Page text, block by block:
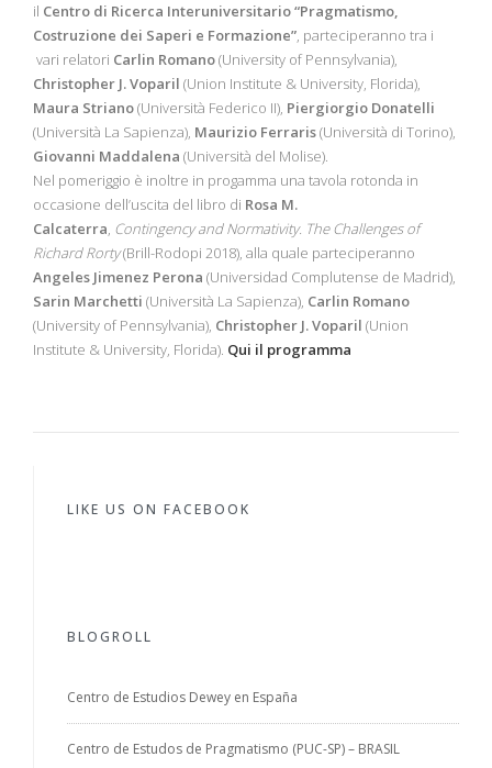
il Centro di Ricerca Interuniversitario “Pragmatismo,
Costruzione dei Saperi e Formazione”, parteciperanno tra i
vari relatori Carlin Romano(University of Pennsylvania),
Christopher J. Voparil (Union Institute & University, Florida),
Maura Striano(Università Federico II), Piergiorgio Donatelli
(Università La Sapienza), Maurizio Ferraris(Università di Torino),
Giovanni Maddalena (Università del Molise).
Nel pomeriggio è inoltre in progamma una tavola rotonda in
occasione dell’uscita del libro di Rosa M.
Calcaterra, Contingency and Normativity. The Challenges of
Richard Rorty(Brill-Rodopi 2018), alla quale parteciperanno
Angeles Jimenez Perona (Universidad Complutense de Madrid),
Sarin Marchetti (Università La Sapienza), Carlin Romano
(University of Pennsylvania), Christopher J. Voparil (Union
Institute & University, Florida). Qui il programma
LIKE US ON FACEBOOK
BLOGROLL
Centro de Estudios Dewey en España
Centro de Estudos de Pragmatismo (PUC-SP) – BRASIL